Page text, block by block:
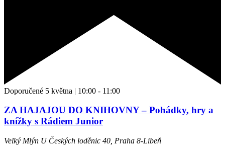
Doporučené 5 května | 10:00 - 11:00
ZA HAJAJOU DO KNIHOVNY – Pohádky, hry a
knížky s Rádiem Junior
Velký Mlýn U Českých loděnic 40, Praha 8-Libeň